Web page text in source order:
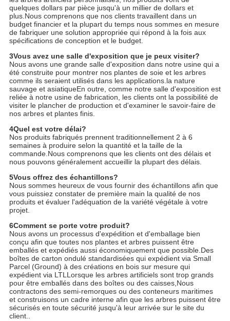
quelques dollars par pièce jusqu'à un millier de dollars et
plus.Nous comprenons que nos clients travaillent dans un
budget financier et la plupart du temps nous sommes en mesure
de fabriquer une solution appropriée qui répond à la fois aux
spécifications de conception et le budget.
3Vous avez une salle d'exposition que je peux visiter?
Nous avons une grande salle d'exposition dans notre usine qui a
été construite pour montrer nos plantes de soie et les arbres
comme ils seraient utilisés dans les applications.la nature
sauvage et asiatiqueEn outre, comme notre salle d'exposition est
reliée à notre usine de fabrication, les clients ont la possibilité de
visiter le plancher de production et d'examiner le savoir-faire de
nos arbres et plantes finis.
4Quel est votre délai?
Nos produits fabriqués prennent traditionnellement 2 à 6
semaines à produire selon la quantité et la taille de la
commande.Nous comprenons que les clients ont des délais et
nous pouvons généralement accueillir la plupart des délais.
5Vous offrez des échantillons?
Nous sommes heureux de vous fournir des échantillons afin que
vous puissiez constater de première main la qualité de nos
produits et évaluer l'adéquation de la variété végétale à votre
projet.
6Comment se porte votre produit?
Nous avons un processus d'expédition et d'emballage bien
conçu afin que toutes nos plantes et arbres puissent être
emballés et expédiés aussi économiquement que possible.Des
boîtes de carton ondulé standardisées qui expédient via Small
Parcel (Ground) à des créations en bois sur mesure qui
expédient via LTLLorsque les arbres artificiels sont trop grands
pour être emballés dans des boîtes ou des caisses,Nous
contractons des semi-remorques ou des conteneurs maritimes
et construisons un cadre interne afin que les arbres puissent être
sécurisés en toute sécurité jusqu'à leur arrivée sur le site du
client..